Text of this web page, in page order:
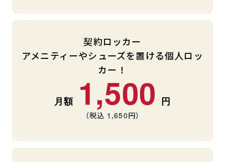
契約ロッカー
アメニティーやシューズを置ける個人ロッ
カー！
1,500
（税込 1,650円）